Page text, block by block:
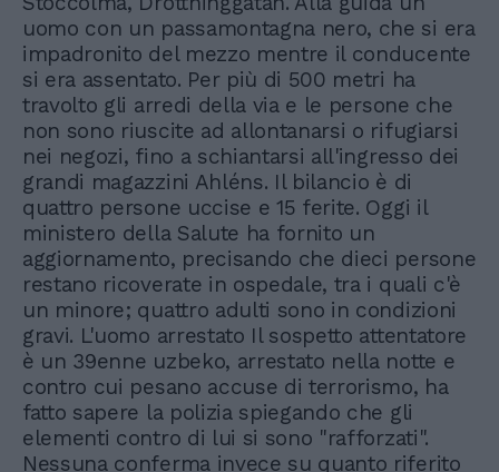
uomo con un passamontagna nero, che si era
impadronito del mezzo mentre il conducente
si era assentato. Per più di 500 metri ha
travolto gli arredi della via e le persone che
non sono riuscite ad allontanarsi o rifugiarsi
nei negozi, fino a schiantarsi all'ingresso dei
grandi magazzini Ahléns. Il bilancio è di
quattro persone uccise e 15 ferite. Oggi il
ministero della Salute ha fornito un
aggiornamento, precisando che dieci persone
restano ricoverate in ospedale, tra i quali c'è
un minore; quattro adulti sono in condizioni
gravi. L'uomo arrestato Il sospetto attentatore
è un 39enne uzbeko, arrestato nella notte e
contro cui pesano accuse di terrorismo, ha
fatto sapere la polizia spiegando che gli
elementi contro di lui si sono "rafforzati".
Nessuna conferma invece su quanto riferito